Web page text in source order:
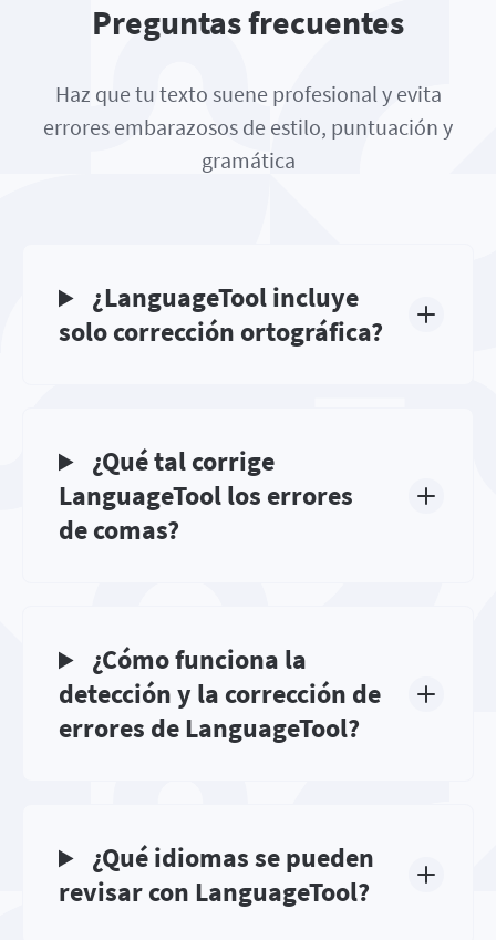
Preguntas frecuentes
Haz que tu texto suene profesional y evita
errores embarazosos de estilo, puntuación y
gramática
¿LanguageTool incluye
solo corrección ortográfica?
¿Qué tal corrige
LanguageTool los errores
de comas?
¿Cómo funciona la
detección y la corrección de
errores de LanguageTool?
¿Qué idiomas se pueden
revisar con LanguageTool?